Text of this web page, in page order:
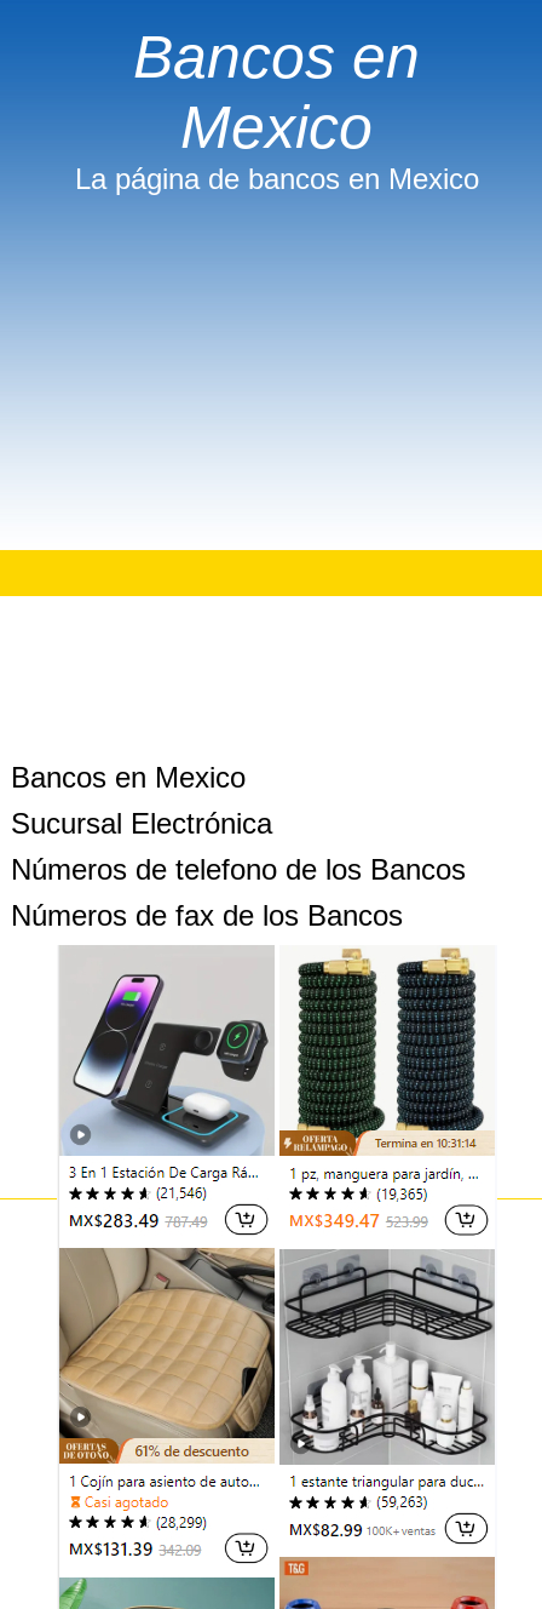
Bancos en
Mexico
La página de bancos en Mexico
Bancos en Mexico
Sucursal Electrónica
Números de telefono de los Bancos
Números de fax de los Bancos